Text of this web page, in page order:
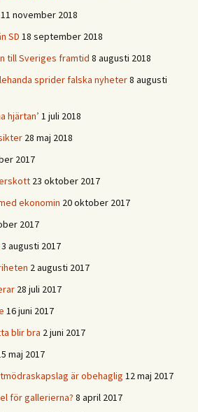
11 november 2018
SD 18 september 2018
till Sveriges framtid 8 augusti 2018
sprider falska nyheter8 augusti
hjärtan’ 1 juli 2018
28 maj 2018
2017
23 oktober 2017
ekonomin 20 oktober 2017
2017
3 augusti 2017
2 augusti 2017
28 juli 2017
16 juni 2017
blir bra 2 juni 2017
maj 2017
är obehaglig 12 maj 2017
för gallerierna? 8 april 2017